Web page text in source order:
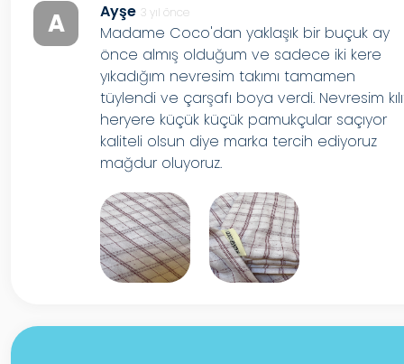
A Ayşe 3 yıl önce
Madame Coco'dan yaklaşık bir buçuk ay
önce almış olduğum ve sadece iki kere
yıkadığım nevresim takımı tamamen
tüylendi ve çarşafı boya verdi. Nevresim
heryere küçük küçük pamukçular saçıyor
kaliteli olsun diye marka tercih ediyoruz
mağdur oluyoruz.